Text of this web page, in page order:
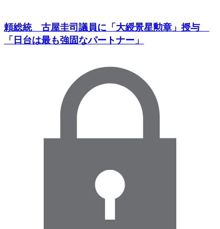
頼総統 古屋圭司議員に「大綬景星勲章」授与
「日台は最も強固なパートナー」